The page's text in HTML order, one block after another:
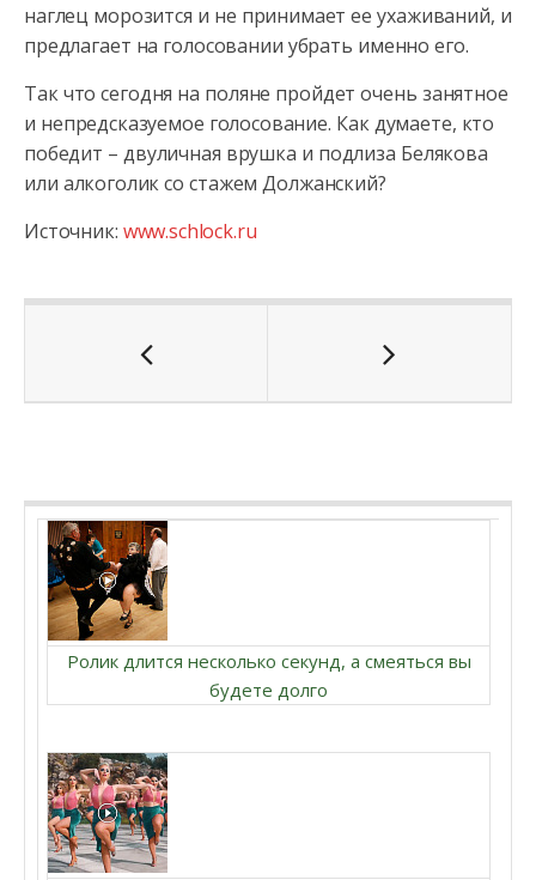
наглец морозится и не принимает ее ухаживаний, и
предлагает на голосовании убрать именно его.
Так что сегодня на поляне пройдет очень занятное
и непредсказуемое голосование. Как думаете, кто
победит – двуличная врушка и подлиза Белякова
или алкоголик со стажем Должанский?
Источник: www.schlock.ru
Ролик длится несколько секунд, а смеяться вы
будете долго